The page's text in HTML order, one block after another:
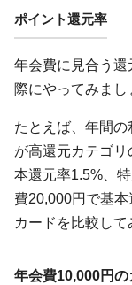
ポイント還元率
年会費に見合う
際にやってみまし
たとえば、年間
が高還元カテゴ
本還元率1.5%、
費20,000円で基
カードを比較して
年会費10,000円の